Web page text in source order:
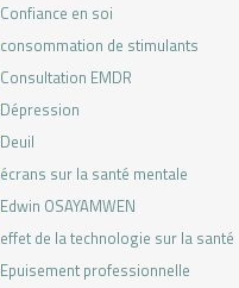
Confiance en soi
consommation de stimulants
Consultation EMDR
Dépression
Deuil
écrans sur la santé mentale
Edwin OSAYAMWEN
effet de la technologie sur la santé
Epuisement professionnelle